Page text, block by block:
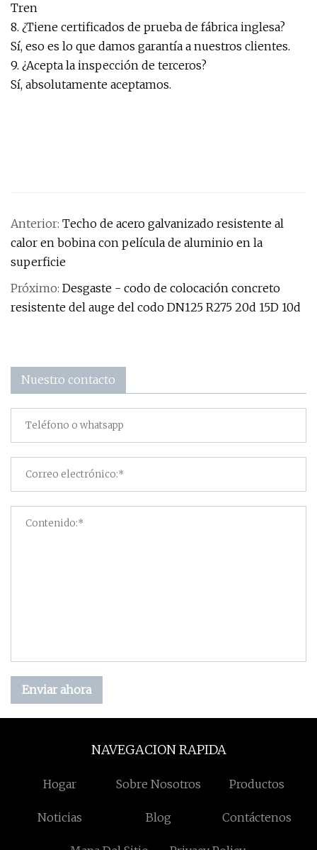
Tren
8. ¿Tiene certificados de prueba de fábrica inglesa?
Sí, eso es lo que damos garantía a nuestros clientes.
9. ¿Acepta la inspección de terceros?
Sí, absolutamente aceptamos.
Anterior: Techo de acero galvanizado resistente al
calor en bobina con película de aluminio en la
superficie
Próximo: Desgaste - codo de colocación concreto
resistente del auge del codo DN125 R275 20d 15D 10d
Nuestro contacto
Enviar ahora
NAVEGACION RAPIDA
Hogar Sobre Nosotros Productos
Noticias Blog Contáctenos